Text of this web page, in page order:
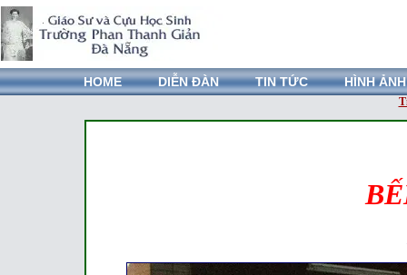
HOME DIỄN ĐÀN TIN TỨC HÌNH ẢNH